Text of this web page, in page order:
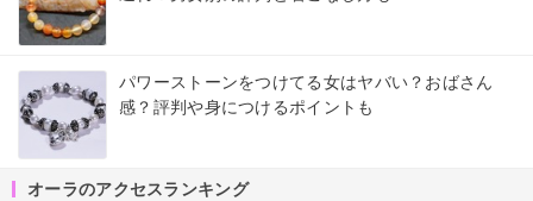
パワーストーンをつけてる女はヤバい？おばさん
感？評判や身につけるポイントも
オーラのアクセスランキング